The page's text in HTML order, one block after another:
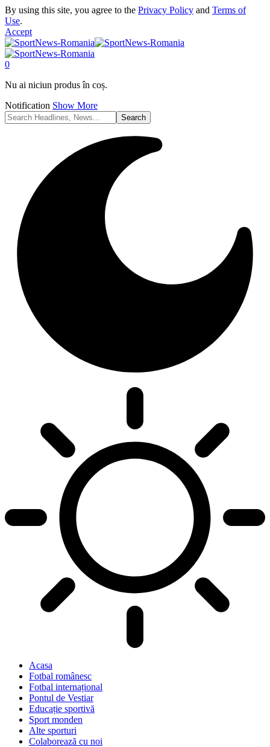
By using this site, you agree to the Privacy Policy and Terms of
Use.
Accept
0
Nu ai niciun produs în coș.
Notification Show More
Acasa
Fotbal românesc
Fotbal internațional
Pontul de Vestiar
Educație sportivă
Sport monden
Alte sporturi
Colaborează cu noi